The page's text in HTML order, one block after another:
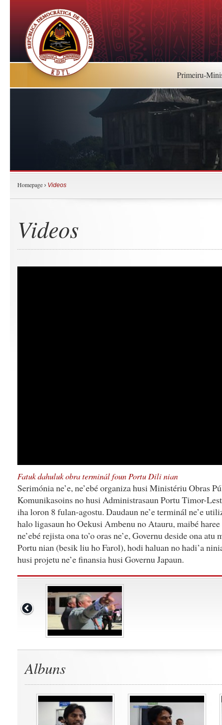
Primeiru-
Homepage › Videos
Videos
Fatuk dahuluk obra terminál foun Portu Dili nian
Serimónia ne’e, ne’ebé organiza husi Ministériu Obras
Komunikasoins no husi Administrasaun Portu Timor-
iha loron 8 fulan-agostu. Daudaun ne’e terminál ne’e
halo ligasaun ho Oekusi Ambenu no Atauru, maibé
ne’ebé rejista ona to’o oras ne’e, Governu deside ona
Portu nian (besik liu ho Farol), hodi haluan no hadi’a
husi projetu ne’e finansia husi Governu Japaun.
Albuns